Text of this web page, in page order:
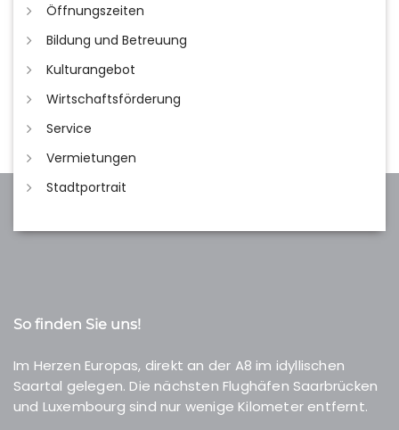
Öffnungszeiten
Bildung und Betreuung
Kulturangebot
Wirtschaftsförderung
Service
Vermietungen
Stadtportrait
So finden Sie uns!
Im Herzen Europas, direkt an der A8 im idyllischen
Saartal gelegen. Die nächsten Flughäfen Saarbrücken
und Luxembourg sind nur wenige Kilometer entfernt.